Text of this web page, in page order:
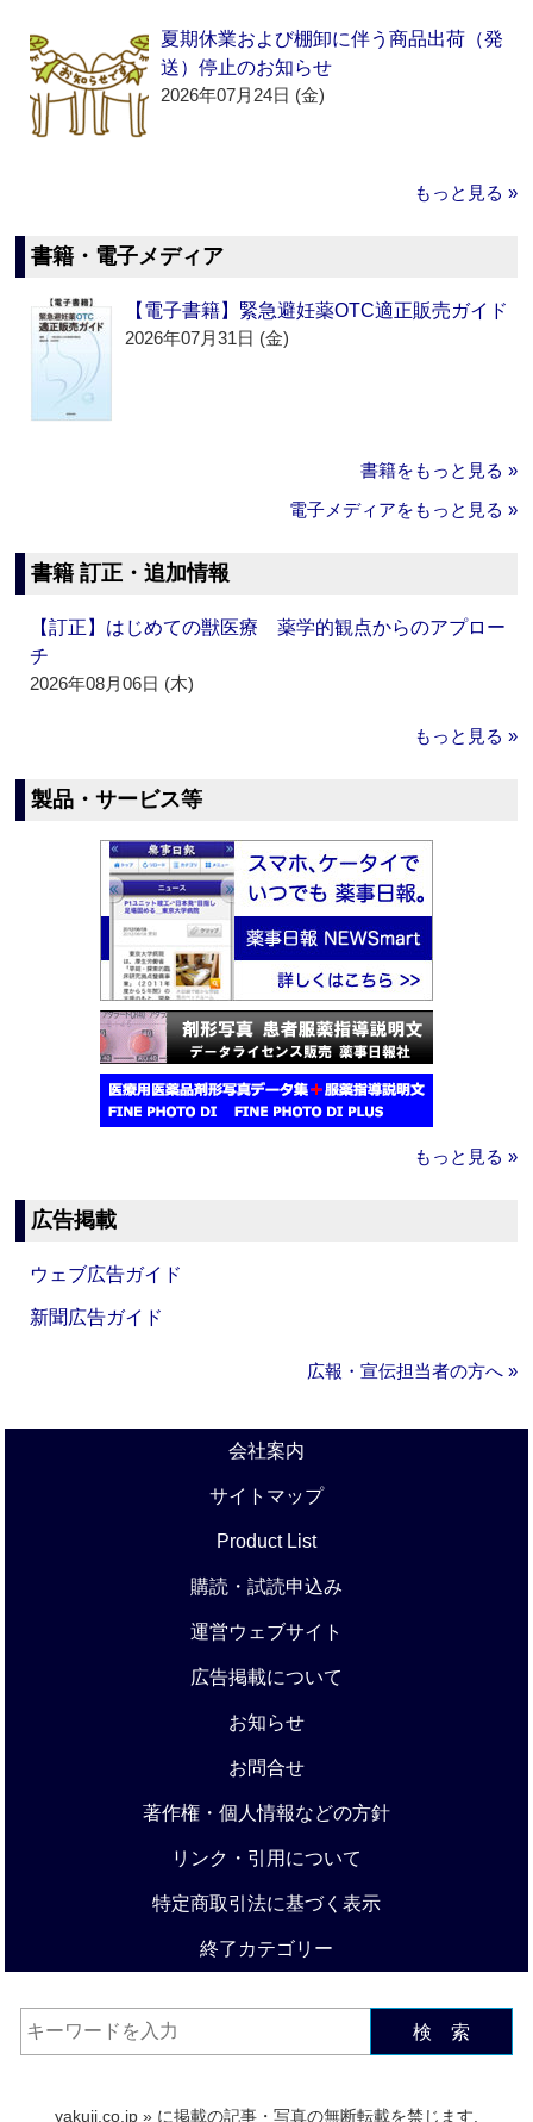
夏期休業および棚卸に伴う商品出荷（発
送）停止のお知らせ
2026年07月24日 (金)
もっと見る »
書籍・電子メディア
【電子書籍】緊急避妊薬OTC適正販売ガイド
2026年07月31日 (金)
書籍をもっと見る »
電子メディアをもっと見る »
書籍 訂正・追加情報
【訂正】はじめての獣医療 薬学的観点からのアプロー
チ
2026年08月06日 (木)
もっと見る »
製品・サービス等
もっと見る »
広告掲載
ウェブ広告ガイド
新聞広告ガイド
広報・宣伝担当者の方へ »
会社案内
サイトマップ
Product List
購読・試読申込み
運営ウェブサイト
広告掲載について
お知らせ
お問合せ
著作権・個人情報などの方針
リンク・引用について
特定商取引法に基づく表示
終了カテゴリー
検 索
yakuji.co.jp » に掲載の記事・写真の無断転載を禁じます.